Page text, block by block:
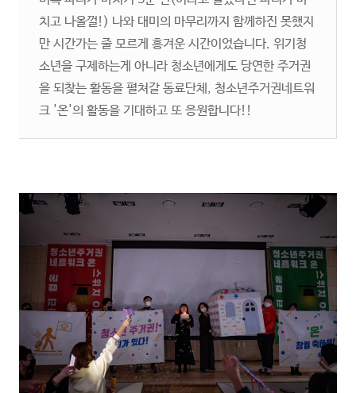
치고 나올껄!) 나와 대미의 마무리까지 함께하진 못했지
만 시간가는 줄 모르게 흥겨운 시간이었습니다. 위기청
소년을 구제하는게 아니라 청소년에게도 당연한 주거권
을 되찾는 활동을 펼쳐갈 동료단체, 청소년주거권네트워
크 '온'의 활동을 기대하고 또 응원합니다!!